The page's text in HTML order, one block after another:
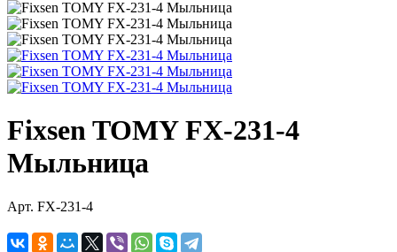
Fixsen TOMY FX-231-4
Мыльница
Арт. FX-231-4